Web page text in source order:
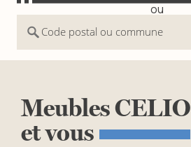
Géolocalisez moi
ou
Code postal ou commune
MeublesCELIO
etvous